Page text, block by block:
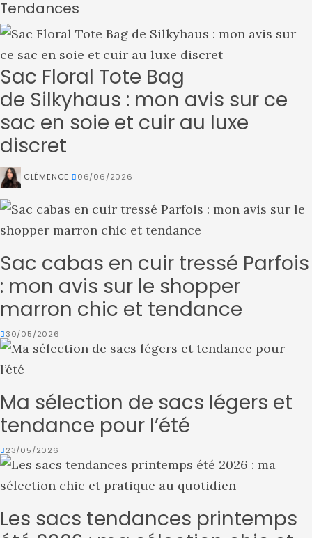
Tendances
Sac Floral Tote Bag
de Silkyhaus : mon avis sur ce
sac en soie et cuir au luxe
discret
CLÉMENCE 06/06/2026
Sac cabas en cuir tressé Parfois
: mon avis sur le shopper
marron chic et tendance
30/05/2026
Ma sélection de sacs légers et
tendance pour l’été
23/05/2026
Les sacs tendances printemps